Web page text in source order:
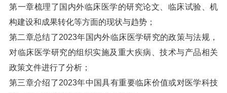
第一章梳理了国内外临床医学的研究论文、临床试验、机
构建设和成果转化等方面的现状与趋势；
第二章总结了2023年国内外临床医学研究的政策与法规，
对临床医学研究的组织实施及重大疾病、技术与产品相关
政策文件进行了分析；
第三章介绍了2023年中国具有重要临床价值或对医学科技